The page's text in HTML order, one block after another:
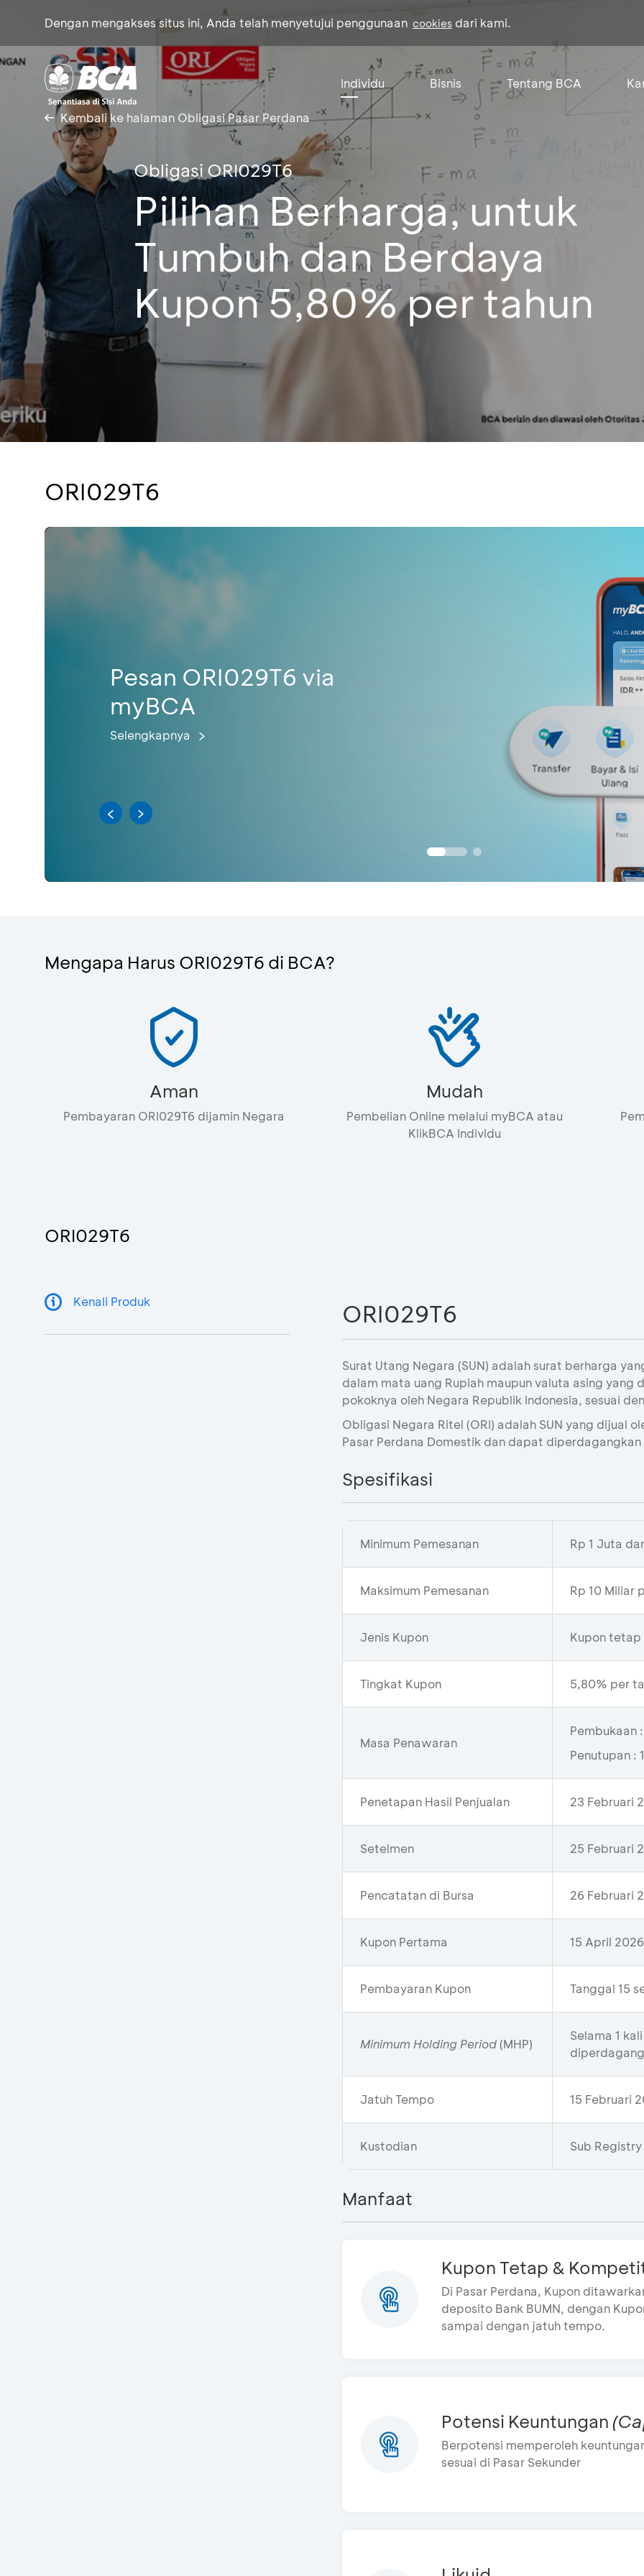
Dengan mengakses situs ini, Anda telah menyetujui penggunaan cookies dari kami.
Individu Bisnis Tentang BCA
Kembali ke halaman Obligasi Pasar Perdana
Obligasi ORI029T6
Pilihan Berharga, untuk
Tumbuh dan Berdaya
Kupon 5,80% per tahun
ORI029T6
Pesan ORI029T6 via
myBCA
Selengkapnya
Mengapa Harus ORI029T6 di BCA?
Aman
Pembayaran ORI029T6 dijamin Negara
Mudah
Pembelian Online melalui myBCA atau
KlikBCA Individu
ORI029T6
Kenali Produk ORI029T6
Surat Utang Negara (SUN) adalah surat berharga
dalam mata uang Rupiah maupun valuta asing yang
pokoknya oleh Negara Republik Indonesia, sesuai
Obligasi Negara Ritel (ORI) adalah SUN yang dijual
Pasar Perdana Domestik dan dapat diperdagangkan
Spesifikasi
Minimum Pemesanan Rp 1 Juta
Maksimum Pemesanan Rp 10 Miliar
Jenis Kupon Kupon
Tingkat Kupon 5,80% per
Masa Penawaran
Pembukaan
Penutupan :
Penetapan Hasil Penjualan 23 Februari
Setelmen 25 Februari
Pencatatan di Bursa 26 Februari
Kupon Pertama 15 April
Pembayaran Kupon Tanggal 15
Minimum Holding Period(MHP)
Selama 1
Jatuh Tempo 15 Februari
Kustodian Sub
Manfaat
Kupon Tetap &
Di Pasar Perdana, Kupon
deposito Bank BUMN, dengan
sampai dengan jatuh tempo.
Potensi Keuntungan
Berpotensi memperoleh
sesuai di Pasar Sekunder